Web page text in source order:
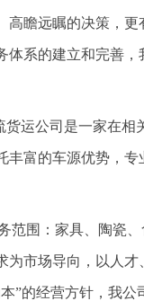
高瞻远瞩的决策，
体系的建立和完善
货运公司是一家在
丰富的车源优势，
范围：家具、陶瓷
为市场导向，以人
”的经营方针，我公